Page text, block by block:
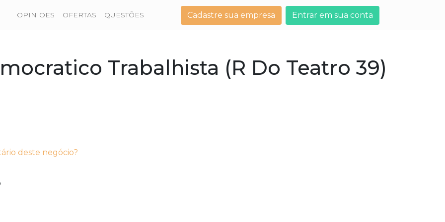
OPINIOES OFERTAS QUESTÕES Cadastre sua empresa Entrar em sua conta
Trabalhista (R Do Teatro 39)
deste negócio?